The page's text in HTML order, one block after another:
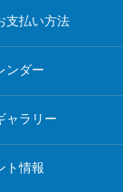
支払い方法
ンダー
ャラリー
ト情報